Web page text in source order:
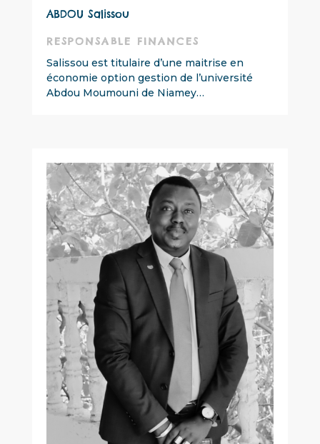
ABDOU Salissou
RESPONSABLE FINANCES
Salissou est titulaire d’une maitrise en
économie option gestion de l’université
Abdou Moumouni de Niamey…